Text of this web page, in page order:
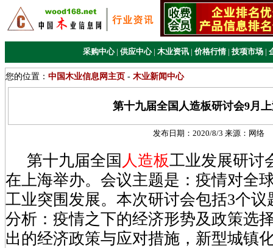
采购中心 | 供应中心 | 木业资讯 | 价格行情 | 技项市场 |
您的位置： 中国木业信息网主页 - 木业新闻中心
第十九届全国人造板研讨会9月
发布日期： 2020/8/3 来源： 网络
第十九届全国 人造板工业发展研讨
在上海举办。会议主题是：疫情对全
工业突围发展。本次研讨会包括3个
分析：疫情之下的经济形势及政策选
出的经济政策与应对措施，新型城镇